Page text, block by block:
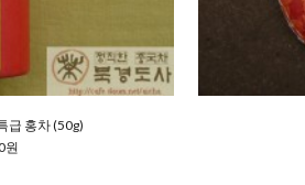
급 홍차 (50g)
원